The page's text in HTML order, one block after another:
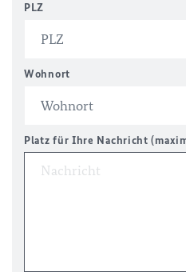
PLZ
Wohnort
Platz für Ihre Nachricht